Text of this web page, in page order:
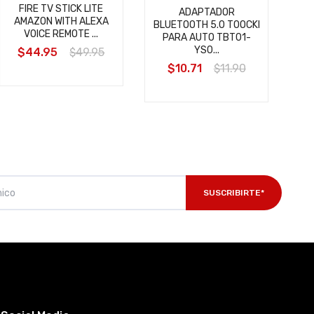
FIRE TV STICK LITE
AMAZON WITH ALEXA
VOICE REMOTE ...
$44.95 $49.95
ADAPTADOR
BLUETOOTH 5.0 TOOCKI
PARA AUTO TBT01-
YS0...
$10.71 $11.90
SUSCRIBIRTE*